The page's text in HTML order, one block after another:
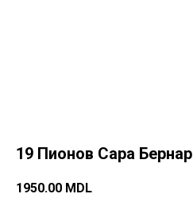
19 Пионов Сара Бернар
1950.00 MDL